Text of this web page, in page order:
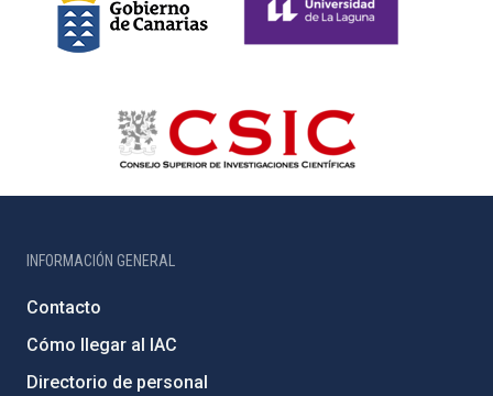
INFORMACIÓN GENERAL
Contacto
Cómo llegar al IAC
Directorio de personal